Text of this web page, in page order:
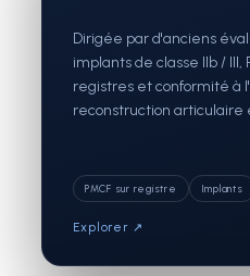
Dirigée par d'anciens
implants de classe IIb / III,
registres et conformité à
reconstruction articulaire
PMCF sur registre Implants
Explorer ↗